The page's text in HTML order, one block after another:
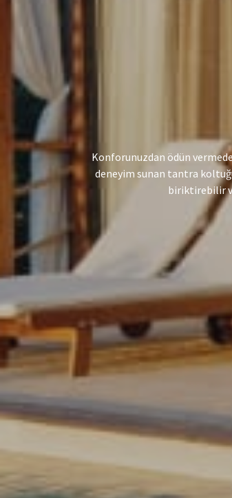
Konforunuzdan ödün
deneyim sunan tantra
biriktirebilir